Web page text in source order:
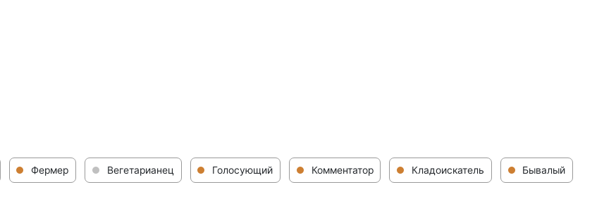
Фермер Вегетарианец Голосующий Комментатор Кладоискатель Бывалый